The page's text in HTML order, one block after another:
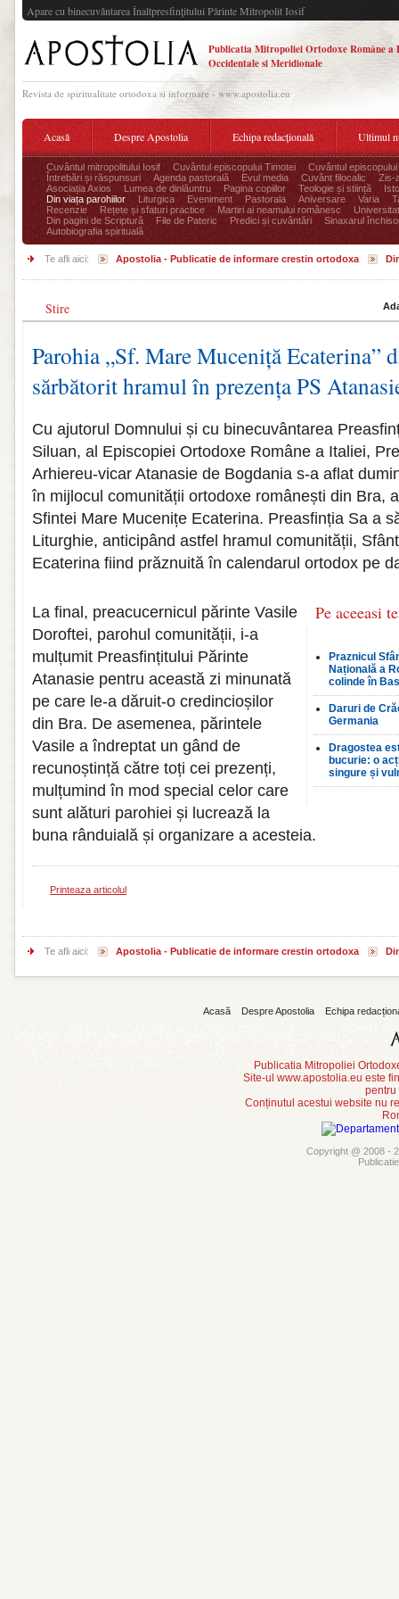
Apare cu binecuvântarea Înaltpresfinţitului Părinte Mitropolit Iosif
Publicatia Mitropoliei Ortodoxe Române a
Occidentale si Meridionale
Revista de spiritualitate ortodoxa si informare - www.apostolia.eu
Acasă Despre Apostolia Echipa redacțională Ultimul
Cuvântul mitropolitului Iosif Cuvântul episcopului Timotei
Cuvântul episcopului
Întrebări și răspunsuri
Agenda pastorală Evul media Cuvânt filocalic
Zis-
Asociația Axios
Lumea de dinlăuntru Pagina copiilor Teologie și stiință
Din viața parohiilor
Liturgica Eveniment Pastorala Aniversare Varia
Recenzie
Rețete și sfaturi practice Martiri ai neamului românesc
Din pagini de Scriptură
File de Pateric Predici și cuvântări
Sinaxarul
Autobiografia spirituală
Te afli aici: Apostolia - Publicatie de informare crestin ortodoxa
Stire
Parohia „Sf. Mare Muceniță Ecaterina”
sărbătorit hramul în prezența PS
Cu ajutorul Domnului și cu binecuvântarea
Siluan, al Episcopiei Ortodoxe Române a Italiei,
Arhiereu-vicar Atanasie de Bogdania s-a aflat
în mijlocul comunității ortodoxe românești din Bra,
Sfintei Mare Mucenițe Ecaterina. Preasfinția Sa a
Liturghie, anticipând astfel hramul comunității,
Ecaterina fiind prăznuită în calendarul ortodox pe
Pe aceeasi
Praznicul
Națională a
colinde în
Daruri de
Germania
Dragostea
bucurie: o
singure și
La final, preacucernicul părinte Vasile
Doroftei, parohul comunității, i-a
mulțumit Preasfințitului Părinte
Atanasie pentru această zi minunată
pe care le-a dăruit-o credincioșilor
din Bra. De asemenea, părintele
Vasile a îndreptat un gând de
recunoștință către toți cei prezenți,
mulțumind în mod special celor care
sunt alături parohiei și lucrează la
buna rânduială și organizare a acesteia.
Printeaza articolul
Te afli aici: Apostolia - Publicatie de informare crestin ortodoxa
Acasă Despre Apostolia Echipa
Publicatia Mitropoliei
Site-ul www.apostolia.eu este
pentru
Conținutul acestui website nu
Copyright @ 2008 -